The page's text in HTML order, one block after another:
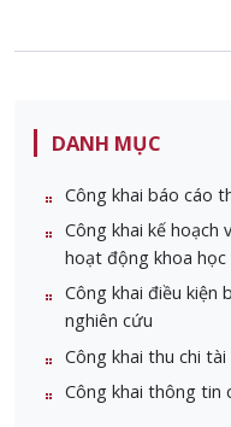
DANH MỤC
Công khai báo cáo
Công khai kế
hoạt động khoa học
Công khai điều
nghiên cứu
Công khai thu chi tài
Công khai thông tin